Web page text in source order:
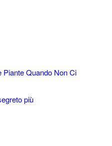
Quando Non Ci
più